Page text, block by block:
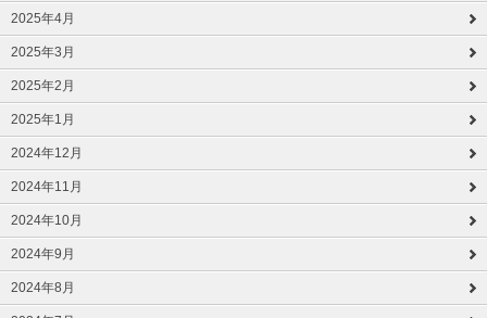
2025年4月
2025年3月
2025年2月
2025年1月
2024年12月
2024年11月
2024年10月
2024年9月
2024年8月